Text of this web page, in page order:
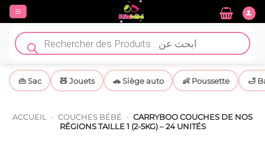
Passer
contenu
Recherche
de
produits
👜 Sac 🧸 Jouets 🚗 Siège auto 👶 Poussette 🛁
ACCUEIL - COUCHES BÉBÉ - CARRYBOO COUCHES DE NOS
RÉGIONS TAILLE 1 (2-5KG) – 24 UNITÉS